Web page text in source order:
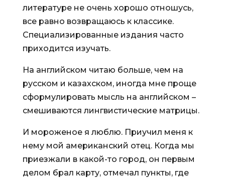
литературе не очень хорошо отношусь,
все равно возвращаюсь к классике.
Специализированные издания часто
приходится изучать.
На английском читаю больше, чем на
русском и казахском, иногда мне проще
сформулировать мысль на английском –
смешиваются лингвистические матрицы.
И мороженое я люблю. Приучил меня к
нему мой американский отец. Когда мы
приезжали в какой-то город, он первым
делом брал карту, отмечал пункты, где